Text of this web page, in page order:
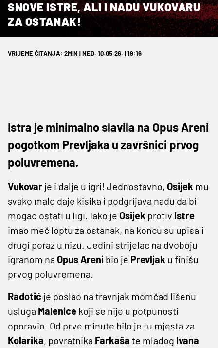
SNOVE ISTRE, ALI I NADU VUKOVARU
ZA OSTANAK!
VRIJEME ČITANJA: 2MIN | NED. 10.05.26. | 19:16
Istra je minimalno slavila na Opus Areni
pogotkom Prevljaka u završnici prvog
poluvremena.
Vukovar je i dalje u igri! Jednostavno, Osijek mu
svako malo daje kisika i podgrijava nadu da bi
mogao ostati u ligi. Iako je Osijek protiv Istre
imao meč loptu za ostanak, na koncu su upisali
drugi poraz u nizu. Jedini strijelac na dvoboju
igranom na Opus Areni bio je Prevljak u finišu
prvog poluvremena.
Radotić je poslao na travnjak momčad lišenu
usluga Malenice koji se nije u potpunosti
oporavio. Od prve minute bilo je tu mjesta za
Kolarika, povratnika Farkaša te mladog Ivana